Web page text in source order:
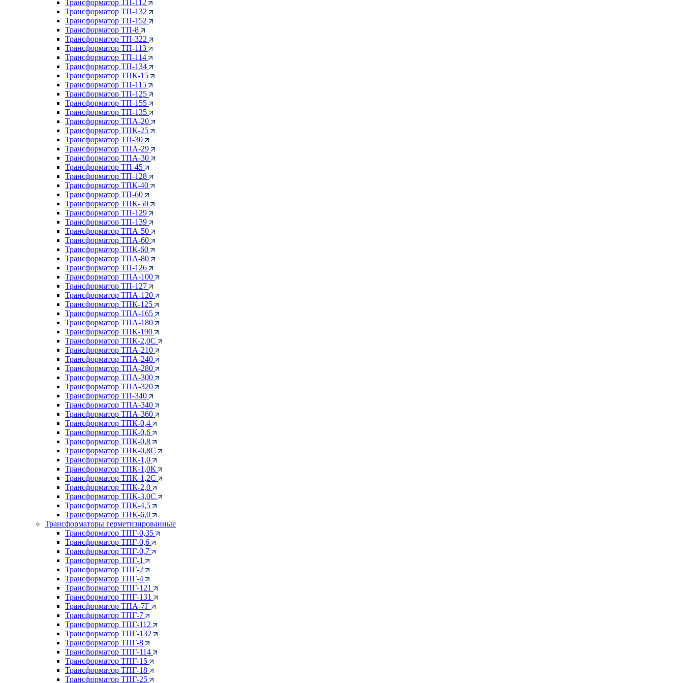
Трансформатор ТП-112
Трансформатор ТП-132
Трансформатор ТП-152
Трансформатор ТП-8
Трансформатор ТП-322
Трансформатор ТП-113
Трансформатор ТП-114
Трансформатор ТП-134
Трансформатор ТПК-15
Трансформатор ТП-115
Трансформатор ТП-125
Трансформатор ТП-155
Трансформатор ТП-135
Трансформатор ТПА-20
Трансформатор ТПК-25
Трансформатор ТП-30
Трансформатор ТПА-29
Трансформатор ТПА-30
Трансформатор ТП-45
Трансформатор ТП-128
Трансформатор ТПК-40
Трансформатор ТП-60
Трансформатор ТПК-50
Трансформатор ТП-129
Трансформатор ТП-139
Трансформатор ТПА-50
Трансформатор ТПА-60
Трансформатор ТПК-60
Трансформатор ТПА-80
Трансформатор ТП-126
Трансформатор ТПА-100
Трансформатор ТП-127
Трансформатор ТПА-120
Трансформатор ТПК-125
Трансформатор ТПА-165
Трансформатор ТПА-180
Трансформатор ТПК-190
Трансформатор ТПК-2,0С
Трансформатор ТПА-210
Трансформатор ТПА-240
Трансформатор ТПА-280
Трансформатор ТПА-300
Трансформатор ТПА-320
Трансформатор ТП-340
Трансформатор ТПА-340
Трансформатор ТПА-360
Трансформатор ТПК-0,4
Трансформатор ТПК-0,6
Трансформатор ТПК-0,8
Трансформатор ТПК-0,8С
Трансформатор ТПК-1,0
Трансформатор ТПК-1,0К
Трансформатор ТПК-1,2С
Трансформатор ТПК-2,0
Трансформатор ТПК-3,0С
Трансформатор ТПК-4,5
Трансформатор ТПК-6,0
Трансформаторы герметизированные
Трансформатор ТПГ-0,35
Трансформатор ТПГ-0,6
Трансформатор ТПГ-0,7
Трансформатор ТПГ-1
Трансформатор ТПГ-2
Трансформатор ТПГ-4
Трансформатор ТПГ-121
Трансформатор ТПГ-131
Трансформатор ТПА-7Г
Трансформатор ТПГ-7
Трансформатор ТПГ-112
Трансформатор ТПГ-132
Трансформатор ТПГ-8
Трансформатор ТПГ-114
Трансформатор ТПГ-15
Трансформатор ТПГ-18
Трансформатор ТПГ-25